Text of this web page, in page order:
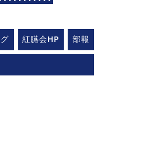
紅臙会HP 部報